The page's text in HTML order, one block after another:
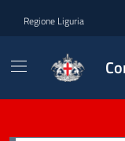
Regione Liguria